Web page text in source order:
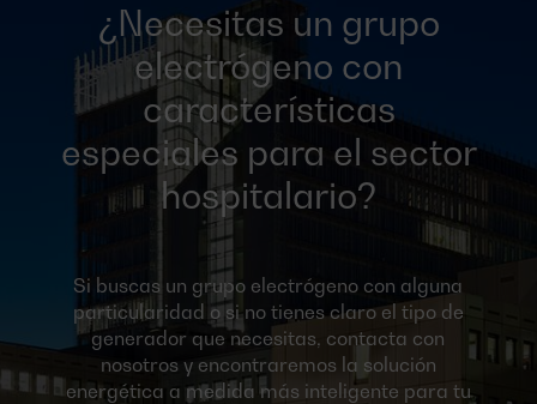
¿Necesitas un grupo
electrógeno con
características
especiales para el sector
hospitalario?
Si buscas un grupo electrógeno con alguna
particularidad o si no tienes claro el tipo de
generador que necesitas, contacta con
nosotros y encontraremos la solución
energética a medida más inteligente para tu